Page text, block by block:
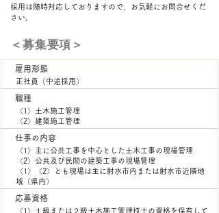
採用は随時対応しておりますので、お気軽にお問合せくだ
さい。
＜​募集要項＞
雇用形態
正社員（中途採用）
職種
〈1〉土木施工管理
〈2〉建築施工管理
仕事の内容
〈1〉主に公共工事を中心とした土木工事の現場管理
〈2〉公共及び民間の建築工事の現場管理
〈1〉〈2〉とも現場は主に射水市内または射水市近隣地
域（県内）
応募資格
〈1〉１級または２級土木施工管理技士の資格を保有して